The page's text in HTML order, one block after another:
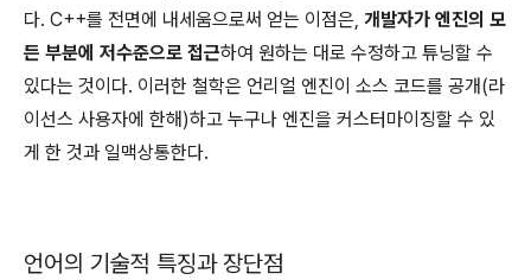
다. C++를 전면에 내세움으로써 얻는 이점은, 개발자가 엔진의 모
든 부분에 저수준으로 접근하여 원하는 대로 수정하고 튜닝할 수
있다는 것이다. 이러한 철학은 언리얼 엔진이 소스 코드를 공개(라
이선스 사용자에 한해)하고 누구나 엔진을 커스터마이징할 수 있
게 한 것과 일맥상통한다.
언어의 기술적 특징과 장단점